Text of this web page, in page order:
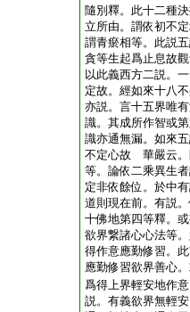
隨別釋。此十二種
立所由。謂依初不
謂青瘀相等。此説
貪等生起爲止息故
以此義西方二説。
定故。經如來十八
亦説。言十五界唯
識。其成所作智或
識亦通無漏。如來
不定心故 華嚴云。
等。論依二乘異生
定非依餘位。於中
道則現在前。有説
十佛地第四等釋。
欲界繋諸心心法等
得作意應勤修習。
應勤修習欲界善心
爲得上界輕安地作
説。有義欲界無輕